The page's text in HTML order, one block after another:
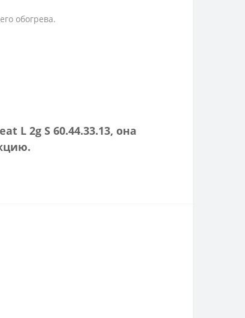
обогрева.
L 2g S 60.44.33.13, она